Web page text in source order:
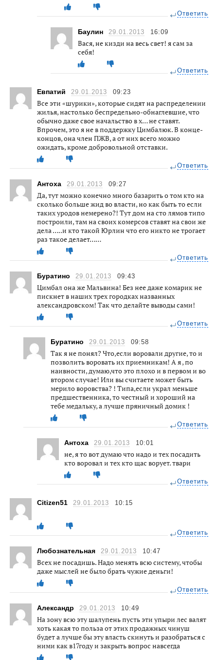
Ответить
Баулин 29.01.2013 16:09
Вася, не кизди на весь свет! я сам за
себя!
Ответить
Евпатий 29.01.2013 09:23
Все эти «шурики», которые сидят на распределении
жилья, настолько беспредельно-обнаглевшие, что
обычно даже свое начальство в х… не ставят.
Впрочем, это я не в поддержку Цимбалюк. В конце-
концов, она член ПЖВ, а от них всего можно
ожидать, кроме добровольной отставки.
Ответить
Антоха 29.01.2013 09:27
Да, тут можно конечно много базарить о том кто на
сколько больше жид во власти, но как быть то если
таких уродов немерено?! Тут дом на сто лямов типо
построили, там на своих комерсов ставят на свои же
дела …..и кто такой Юрлин что его никто не трогает
раз такое делает……
Ответить
Буратино 29.01.2013 09:43
Цимбал она же Мальвина! Без нее даже комарик не
пискнет в наших трех городках названных
александровском! Так что делайте выводы сами!
Ответить
Буратино 29.01.2013 09:58
Так я не понял? Что,если воровали другие, то и
позволить воровать их приемникам! А я , по
наивности, думаю,что это плохо и в первом и во
втором случае! Или вы считаете может быть
мерило воровства? ! Типа,если украл меньше
предшественника, то честный и хороший на
тебе медальку, а лучше пряничный домик !
Ответить
Антоха 29.01.2013 10:01
не, я то вот думаю что надо и тех посадить
кто воровал и тех кто щас ворует. твари
Ответить
Citizen51 29.01.2013 10:15
Ответить
Любознательная 29.01.2013 10:47
Всех не посадишь. Надо менять всю систему, чтобы
даже мыслей не было брать чужие деньги!
Ответить
Александр 29.01.2013 10:49
На зону всю эту шалупень пусть эти упыри лес валят
хоть какая то польза от этих продажных чинуш
будет а лучше бы эту власть скинуть и разобраться с
ними как в17году и закрыть вопрос навсегда